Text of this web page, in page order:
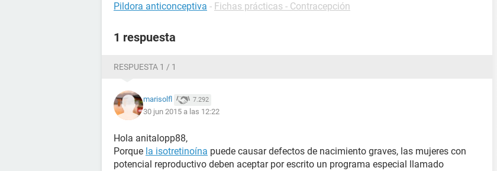
Pildora anticonceptiva - Fichas prácticas - Contracepción
1 respuesta
RESPUESTA 1 / 1
marisolfl 7.292
30 jun 2015 a las 12:22
Hola anitalopp88,
Porque la isotretinoína puede causar defectos de nacimiento graves, las mujeres con
potencial reproductivo deben aceptar por escrito un programa especial llamado